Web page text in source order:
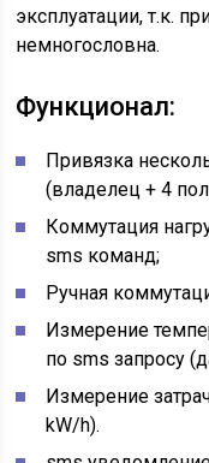
эксплуатации, т.к.
немногословна.
Функционал:
Привязка
(владелец + 4
Коммутация
sms команд;
Ручная
Измерение
по sms запросу
Измерение
kW/h).